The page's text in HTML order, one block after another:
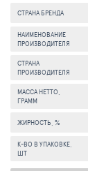
СТРАНА БРЕНДА
НАИМЕНОВАНИЕ
ПРОИЗВОДИТЕЛЯ
СТРАНА
ПРОИЗВОДИТЕЛЯ
МАССА НЕТТО,
ГРАММ
ЖИРНОСТЬ, %
К-ВО В УПАКОВКЕ,
ШТ